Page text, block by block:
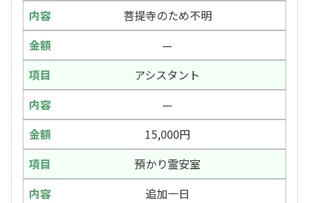
菩提寺のため不明
—
アシスタント
—
15,000円
預かり霊安室
追加一日